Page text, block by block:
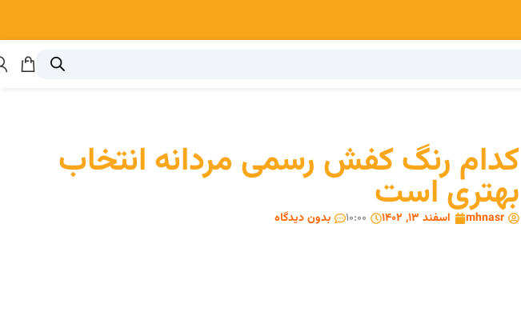
کدام رنگ کفش رسمی مردانه انتخاب
بهتری است
mhnasr اسفند 13, 1402 10:00 بدون دیدگاه